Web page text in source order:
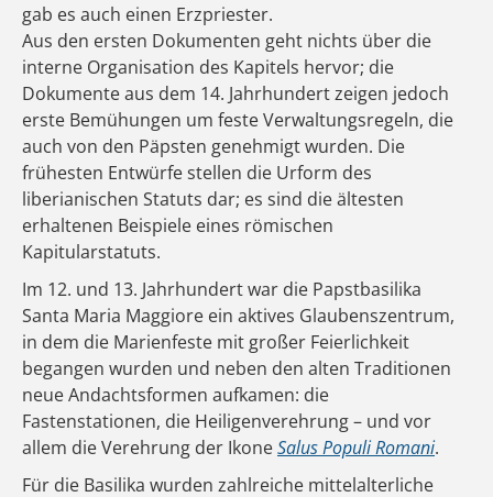
gab es auch einen Erzpriester.
Aus den ersten Dokumenten geht nichts über die
interne Organisation des Kapitels hervor; die
Dokumente aus dem 14. Jahrhundert zeigen jedoch
erste Bemühungen um feste Verwaltungsregeln, die
auch von den Päpsten genehmigt wurden. Die
frühesten Entwürfe stellen die Urform des
liberianischen Statuts dar; es sind die ältesten
erhaltenen Beispiele eines römischen
Kapitularstatuts.
Im 12. und 13. Jahrhundert war die Papstbasilika
Santa Maria Maggiore ein aktives Glaubenszentrum,
in dem die Marienfeste mit großer Feierlichkeit
begangen wurden und neben den alten Traditionen
neue Andachtsformen aufkamen: die
Fastenstationen, die Heiligenverehrung – und vor
allem die Verehrung der IkoneSalus Populi Romani.
Für die Basilika wurden zahlreiche mittelalterliche